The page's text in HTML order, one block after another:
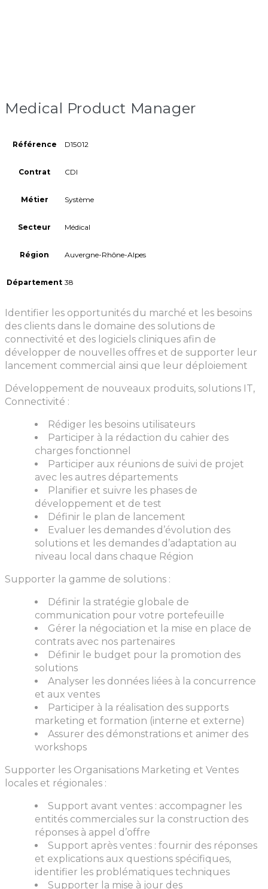
Medical Product Manager
Référence D15012
Contrat CDI
Métier Système
Secteur Médical
Région Auvergne-Rhône-Alpes
Département 38
Identifier les opportunités du marché et les besoins
des clients dans le domaine des solutions de
connectivité et des logiciels cliniques afin de
développer de nouvelles offres et de supporter leur
lancement commercial ainsi que leur déploiement
Développement de nouveaux produits, solutions IT,
Connectivité :
Rédiger les besoins utilisateurs
Participer à la rédaction du cahier des
charges fonctionnel
Participer aux réunions de suivi de projet
avec les autres départements
Planifier et suivre les phases de
développement et de test
Définir le plan de lancement
Evaluer les demandes d’évolution des
solutions et les demandes d’adaptation au
niveau local dans chaque Région
Supporter la gamme de solutions :
Définir la stratégie globale de
communication pour votre portefeuille
Gérer la négociation et la mise en place de
contrats avec nos partenaires
Définir le budget pour la promotion des
solutions
Analyser les données liées à la concurrence
et aux ventes
Participer à la réalisation des supports
marketing et formation (interne et externe)
Assurer des démonstrations et animer des
workshops
Supporter les Organisations Marketing et Ventes
locales et régionales :
Support avant ventes : accompagner les
entités commerciales sur la construction des
réponses à appel d’offre
Support après ventes : fournir des réponses
et explications aux questions spécifiques,
identifier les problématiques techniques
Supporter la mise à jour des